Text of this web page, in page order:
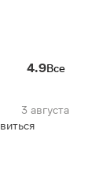
4.9Все
3 августа